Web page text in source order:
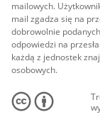
mailowych.
mail zgadza się na
dobrowolnie
odpowiedzi na
każdą z jednostek
osobowych.